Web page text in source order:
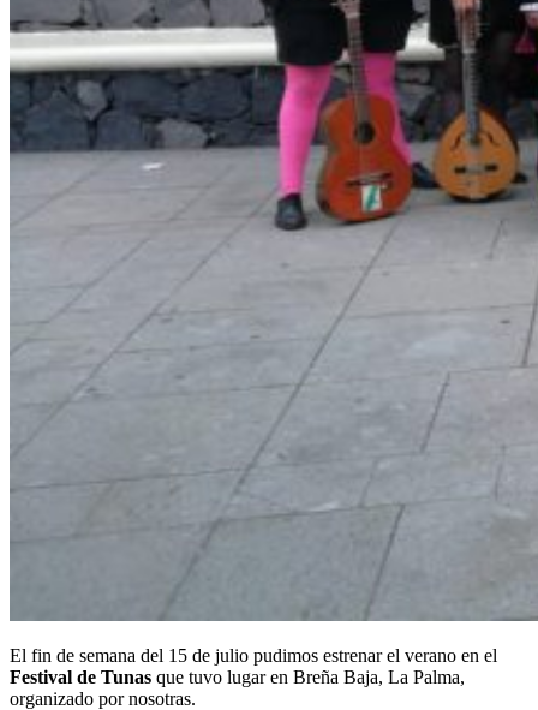
El fin de semana del 15 de julio pudimos estrenar el verano en el
Festival de Tunas que tuvo lugar en Breña Baja, La Palma,
organizado por nosotras.